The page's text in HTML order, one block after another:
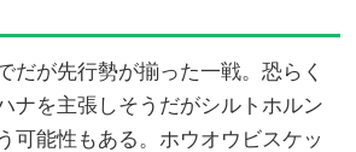
だが先行勢が揃った一戦。恐らく
ナを主張しそうだがシルトホルン
可能性もある。ホウオウビスケッ